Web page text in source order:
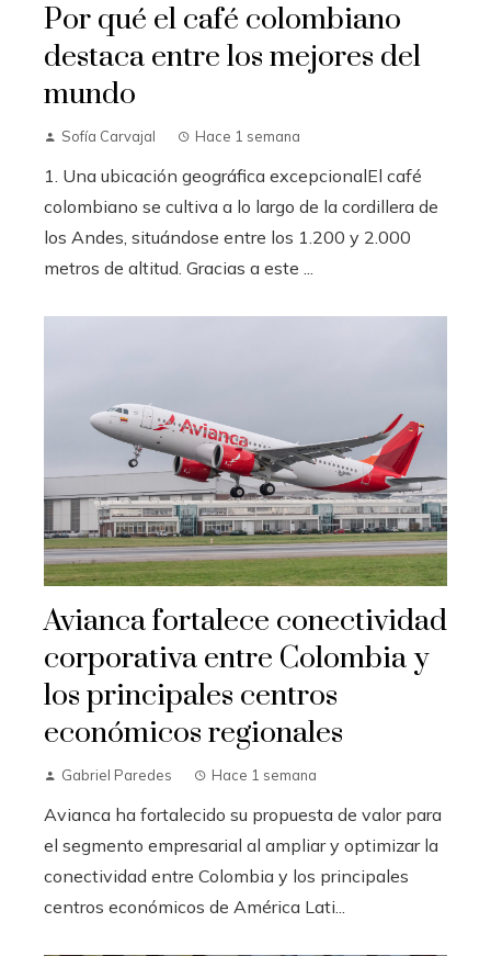
Por qué el café colombiano
destaca entre los mejores del
mundo
Sofía Carvajal Hace 1 semana
1. Una ubicación geográfica excepcionalEl café
colombiano se cultiva a lo largo de la cordillera de
los Andes, situándose entre los 1.200 y 2.000
metros de altitud. Gracias a este ...
Avianca fortalece conectividad
corporativa entre Colombia y
los principales centros
económicos regionales
Gabriel Paredes Hace 1 semana
Avianca ha fortalecido su propuesta de valor para
el segmento empresarial al ampliar y optimizar la
conectividad entre Colombia y los principales
centros económicos de América Lati...